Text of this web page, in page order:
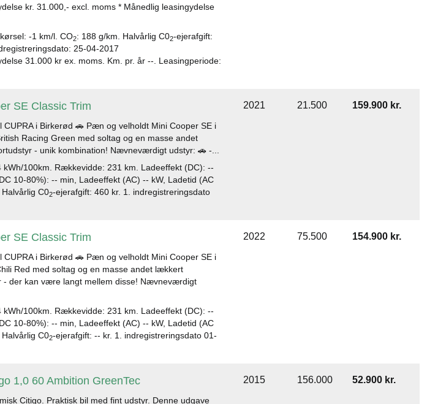
kr. 31.000,- excl. moms * Månedlig leasingydelse
-1 km/l. CO2: 188 g/km. Halvårlig C02-ejerafgift:
25-04-2017
31.000 kr ex. moms. Km. pr. år --. Leasingperiode:
SE Classic Trim
CUPRA i Birkerød 🚗 Pæn og velholdt Mini Cooper SE i
Racing Green med soltag og en masse andet
- unik kombination! Nævneværdigt udstyr: 🚗 -...
kWh/100km. Rækkevidde: 231 km. Ladeeffekt (DC): --
10-80%): -- min, Ladeeffekt (AC) -- kW, Ladetid (AC
C02-ejerafgift: 460 kr. 1. indregistreringsdato
2021 21.500 159.900 kr.
SE Classic Trim
CUPRA i Birkerød 🚗 Pæn og velholdt Mini Cooper SE i
Red med soltag og en masse andet lækkert
- der kan være langt mellem disse! Nævneværdigt
kWh/100km. Rækkevidde: 231 km. Ladeeffekt (DC): --
10-80%): -- min, Ladeeffekt (AC) -- kW, Ladetid (AC
C02-ejerafgift: -- kr. 1. indregistreringsdato 01-
2022 75.500 154.900 kr.
1,0 60 Ambition GreenTec
Citigo. Praktisk bil med fint udstyr. Denne udgave
2015 156.000 52.900 kr.